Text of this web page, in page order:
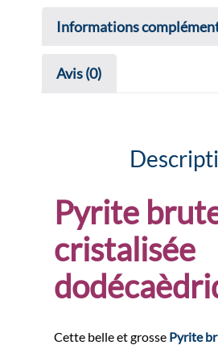
Informations
Avis (0)
Pyrite
cristalisée
Cette belle et grosse Pyrite